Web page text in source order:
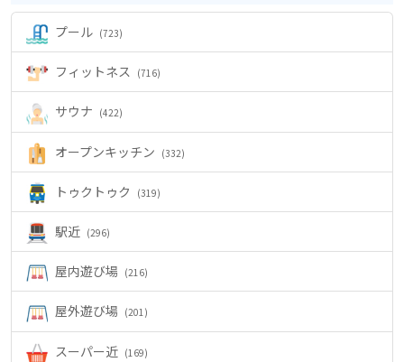
プール (723)
フィットネス (716)
サウナ (422)
オープンキッチン (332)
トゥクトゥク (319)
駅近 (296)
屋内遊び場 (216)
屋外遊び場 (201)
スーパー近 (169)